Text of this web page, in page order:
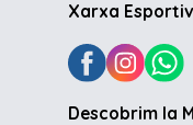
Xarxa
Descobrim la